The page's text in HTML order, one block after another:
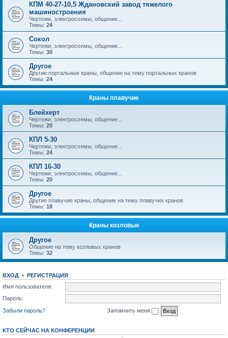
КПМ 40-27-10,5 Ждановский завод тяжелого
машиностроения
Чертежи, электросхемы, общение...
Темы: 24
Сокол
Чертежи, электросхемы, общение...
Темы: 30
Другое
Другие портальные краны, общение на тему портальных кранов
Темы: 24
Краны плавучие
Блейхерт
Чертежи, электросхемы, общение...
Темы: 20
КПЛ 5-30
Чертежи, электросхемы, общение...
Темы: 24
КПЛ 16-30
Чертежи, электросхемы, общение...
Темы: 20
Другое
Другие плавучие краны, общение на тему плавучих кранов
Темы: 18
Краны козловые
Другое
Общение на тему козловых кранов
Темы: 32
ВХОД • РЕГИСТРАЦИЯ
Имя пользователя:
Пароль:
Забыли пароль?
Запомнить меня
КТО СЕЙЧАС НА КОНФЕРЕНЦИИ